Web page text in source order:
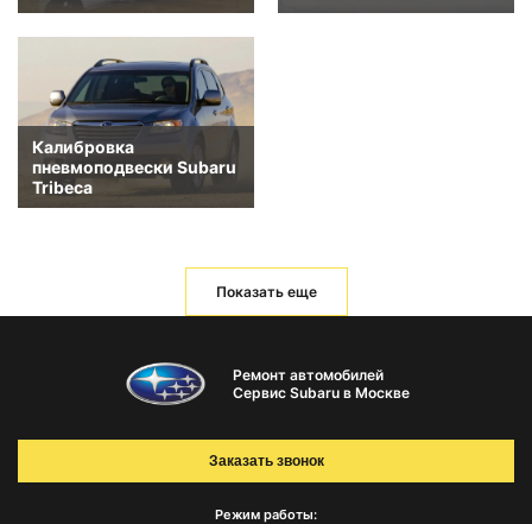
Калибровка
пневмоподвески Subaru
Tribeca
Показать еще
Ремонт автомобилей
Сервис Subaru в Москве
Режим работы:
Заказать звонок